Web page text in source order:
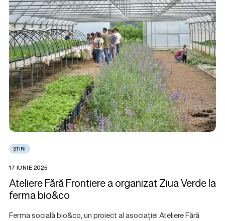
ȘTIRI
17 IUNIE 2025
Ateliere Fără Frontiere a organizat Ziua Verde la
ferma bio&co
Ferma socială bio&co, un proiect al asociației Ateliere Fără